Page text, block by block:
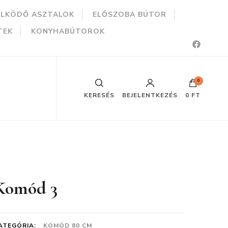
ASZTALOK
ELŐSZOBA BÚTOR
KONYHABÚTOROK
KERESÉS BEJELENTKEZÉS
0
0 FT
3
KOMÓD 80 CM